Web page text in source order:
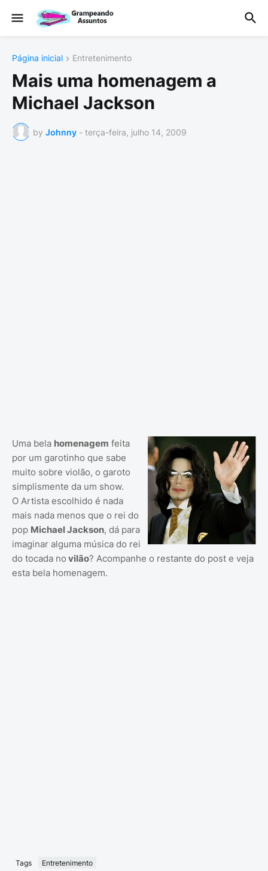
Página inicial Entretenimento
Mais uma homenagem a
Michael Jackson
by Johnny - terça-feira, julho 14, 2009
Uma bela homenagem feita
por um garotinho que sabe
muito sobre violão, o garoto
simplismente da um show.
O Artista escolhido é nada
mais nada menos que o rei do
pop Michael Jackson, dá para
imaginar alguma música do rei
do tocada no vilão? Acompanhe o restante do post e veja
esta bela homenagem.
Tags Entretenimento